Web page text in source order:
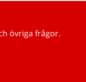
övriga frågor.